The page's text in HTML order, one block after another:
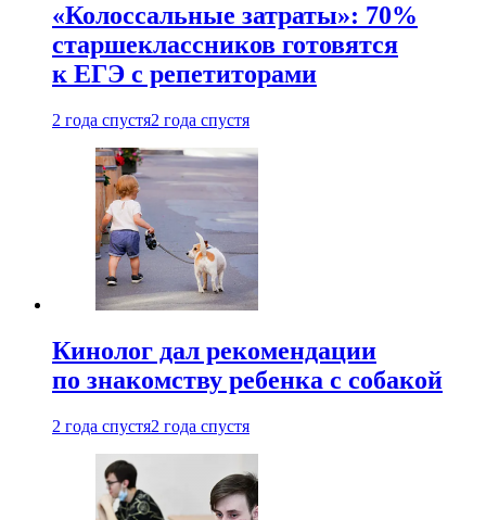
«Колоссальные затраты»: 70%
старшеклассников готовятся
к ЕГЭ с репетиторами
2 года спустя2 года спустя
Кинолог дал рекомендации
по знакомству ребенка с собакой
2 года спустя2 года спустя